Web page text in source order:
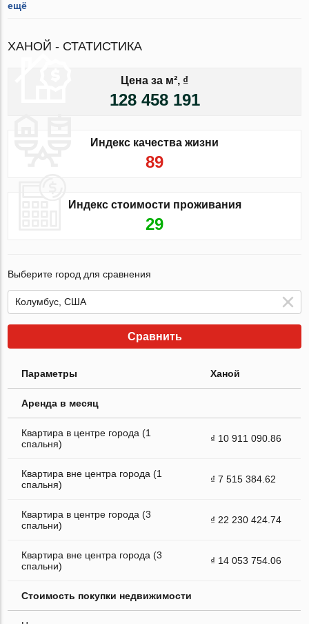
ещё
ХАНОЙ - СТАТИСТИКА
Цена за м², ₫
128 458 191
Индекс качества жизни
89
Индекс стоимости проживания
29
Выберите город для сравнения
Сравнить
Параметры Ханой
Аренда в месяц
Квартира в центре города (1
спальня)
₫ 10 911 090.86
Квартира вне центра города (1
спальня)
₫ 7 515 384.62
Квартира в центре города (3
спальни)
₫ 22 230 424.74
Квартира вне центра города (3
спальни)
₫ 14 053 754.06
Стоимость покупки недвижимости